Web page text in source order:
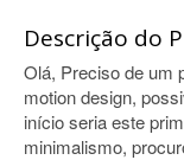
Descrição do
Olá, Preciso de um
motion design,
início seria este
minimalismo,